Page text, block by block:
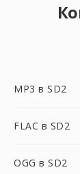
MP3 в SD2
FLAC в SD2
OGG в SD2